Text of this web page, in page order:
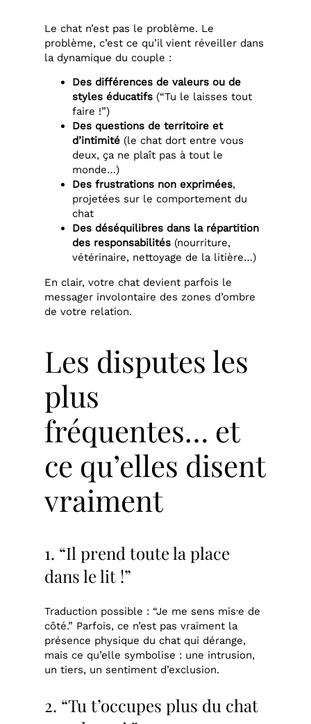
Le chat n’est pas le problème. Le
problème, c’est ce qu’il vient réveiller dans
la dynamique du couple :
Des différences de valeurs ou de
styles éducatifs (“Tu le laisses tout
faire !”)
Des questions de territoire et
d’intimité (le chat dort entre vous
deux, ça ne plaît pas à tout le
monde…)
Des frustrations non exprimées,
projetées sur le comportement du
chat
Des déséquilibres dans la répartition
des responsabilités (nourriture,
vétérinaire, nettoyage de la litière…)
En clair, votre chat devient parfois le
messager involontaire des zones d’ombre
de votre relation.
Les disputes les
plus
fréquentes… et
ce qu’elles disent
vraiment
1. “Il prend toute la place
dans le lit !”
Traduction possible : “Je me sens mis·e de
côté.” Parfois, ce n’est pas vraiment la
présence physique du chat qui dérange,
mais ce qu’elle symbolise : une intrusion,
un tiers, un sentiment d’exclusion.
2. “Tu t’occupes plus du chat